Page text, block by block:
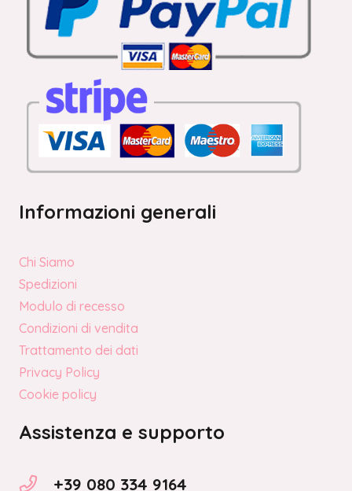
Informazioni generali
Chi Siamo
Spedizioni
Modulo di recesso
Condizioni di vendita
Trattamento dei dati
Privacy Policy
Cookie policy
Assistenza e supporto
+39 080 334 9164